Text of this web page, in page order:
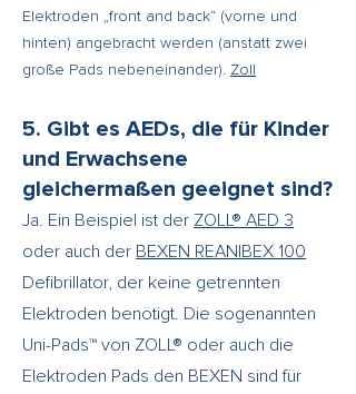
Elektroden „front and back“ (vorne und
hinten) angebracht werden (anstatt zwei
große Pads nebeneinander). Zoll
5. Gibt es AEDs, die für Kinder
und Erwachsene
gleichermaßen geeignet sind?
Ja. Ein Beispiel ist der ZOLL® AED 3
oder auch der BEXEN REANIBEX 100
Defibrillator, der keine getrennten
Elektroden benötigt. Die sogenannten
Uni-Pads™ von ZOLL® oder auch die
Elektroden Pads den BEXEN sind für